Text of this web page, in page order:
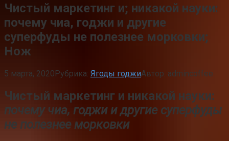
Чистый маркетинг и; никакой науки:
почему чиа, годжи и другие
суперфуды не полезнее морковки;
Нож
5 марта, 2020Рубрика: Ягоды годжиАвтор: admincoffee
Чистый маркетинг и никакой науки:
почему чиа, годжи и другие суперфуды
не полезнее морковки